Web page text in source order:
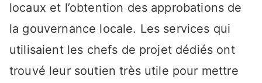
locaux et l’obtention des approbations de
la gouvernance locale. Les services qui
utilisaient les chefs de projet dédiés ont
trouvé leur soutien très utile pour mettre